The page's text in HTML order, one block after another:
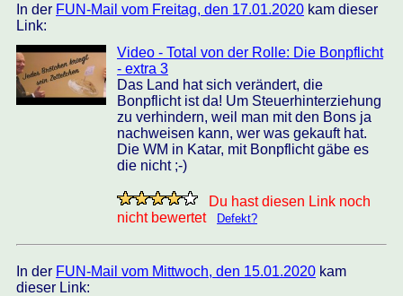
In der FUN-Mail vom Freitag, den 17.01.2020 kam dieser
Link:
Video - Total von der Rolle: Die Bonpflicht
- extra 3
Das Land hat sich verändert, die
Bonpflicht ist da! Um Steuerhinterziehung
zu verhindern, weil man mit den Bons ja
nachweisen kann, wer was gekauft hat.
Die WM in Katar, mit Bonpflicht gäbe es
die nicht ;-)
Du hast diesen Link noch
nicht bewertet
Defekt?
In der FUN-Mail vom Mittwoch, den 15.01.2020 kam
dieser Link: